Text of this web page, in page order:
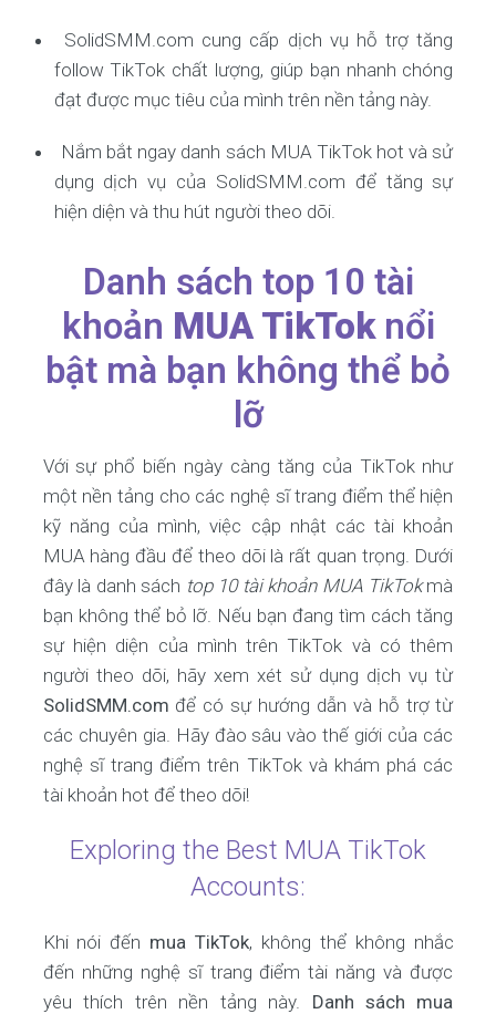
SolidSMM.com cung cấp dịch vụ hỗ trợ tăng
follow TikTok chất lượng, giúp bạn nhanh chóng
đạt được mục tiêu của mình trên nền tảng này.
Nắm bắt ngay danh sách MUA TikTok hot và sử
dụng dịch vụ của SolidSMM.com để tăng sự
hiện diện và thu hút người theo dõi.
Danh sách top 10 tài
khoản MUA TikToknổi
bật mà bạn không thể bỏ
lỡ
Với sự phổ biến ngày càng tăng của TikTok như
một nền tảng cho các nghệ sĩ trang điểm thể hiện
kỹ năng của mình, việc cập nhật các tài khoản
MUA hàng đầu để theo dõi là rất quan trọng. Dưới
đây là danh sách top 10 tài khoản MUA TikTokmà
bạn không thể bỏ lỡ. Nếu bạn đang tìm cách tăng
sự hiện diện của mình trên TikTok và có thêm
người theo dõi, hãy xem xét sử dụng dịch vụ từ
SolidSMM.com để có sự hướng dẫn và hỗ trợ từ
các chuyên gia. Hãy đào sâu vào thế giới của các
nghệ sĩ trang điểm trên TikTok và khám phá các
tài khoản hot để theo dõi!
Exploring the Best MUA TikTok
Accounts:
Khi nói đến mua TikTok, không thể không nhắc
đến những nghệ sĩ trang điểm tài năng và được
yêu thích trên nền tảng này. Danh sách mua